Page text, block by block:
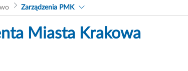
Zarządzenia PMK
Miasta Krakowa